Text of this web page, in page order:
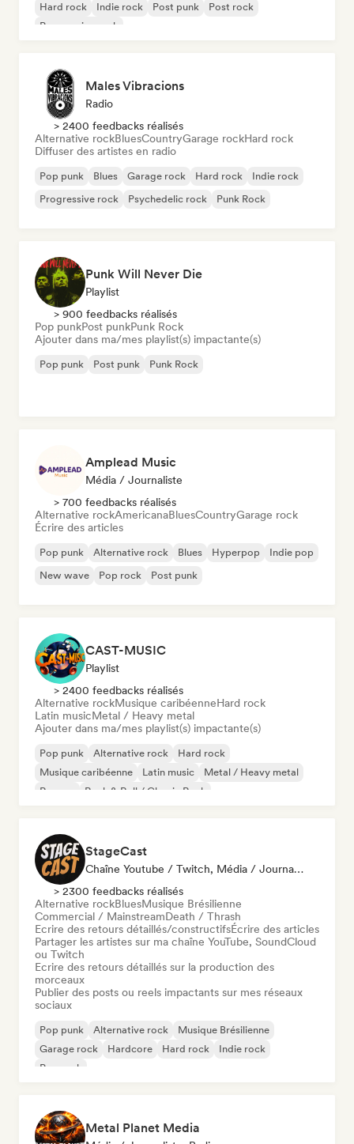
Hard rock
Indie rock Post punk
Post rock
Progressive rock
Males Vibracions
Radio
> 2400 feedbacks réalisés
Alternative rockBluesCountryGarage rockHard rock
Diffuser des artistes en radio
Pop punk Blues Garage rock Hard rock
Indie rock
Progressive rock
Psychedelic rock Punk Rock
Punk Will Never Die
Playlist
> 900 feedbacks réalisés
Pop punkPost punkPunk Rock
Ajouter dans ma/mes playlist(s) impactante(s)
Pop punk Post punk Punk Rock
Amplead Music
Média / Journaliste
> 700 feedbacks réalisés
Alternative rockAmericanaBluesCountryGarage rock
Écrire des articles
Pop punk Alternative rock Blues Hyperpop
Indie pop
New wave
Pop rock Post punk
CAST-MUSIC
Playlist
> 2400 feedbacks réalisés
Alternative rockMusique caribéenneHard rock
Latin musicMetal / Heavy metal
Ajouter dans ma/mes playlist(s) impactante(s)
Pop punk Alternative rock
Hard rock
Musique caribéenne
Latin music
Metal / Heavy metal
Reggae
Rock & Roll / Classic Rock
StageCast
Chaîne Youtube / Twitch, Média / Journaliste, Mentor, Influenceur·euse Sur Les Réseaux Sociaux, Spécialiste Son
> 2300 feedbacks réalisés
Alternative rockBluesMusique Brésilienne
Commercial / MainstreamDeath / Thrash
Ecrire des retours détaillés/constructifsÉcrire des articles
Partager les artistes sur ma chaîne YouTube, SoundCloud
ou Twitch
Ecrire des retours détaillés sur la production des
morceaux
Publier des posts ou reels impactants sur mes réseaux
sociaux
Pop punk Alternative rock
Musique Brésilienne
Garage rock
Hardcore Hard rock
Indie rock
Pop rock
Metal Planet Media